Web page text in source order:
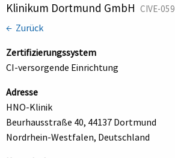
Klinikum Dortmund GmbH CIVE-059
← Zurück
Zertifizierungssystem
CI-versorgende Einrichtung
Adresse
HNO-Klinik
Beurhausstraße 40, 44137 Dortmund
Nordrhein-Westfalen, Deutschland